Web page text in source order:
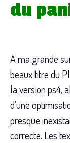
du
A ma grande
beaux titre du
la version ps4,
d’une
presque
correcte. Les